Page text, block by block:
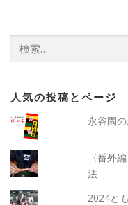
索:
人気の投稿とページ
永谷園
〈番外
法
2024と